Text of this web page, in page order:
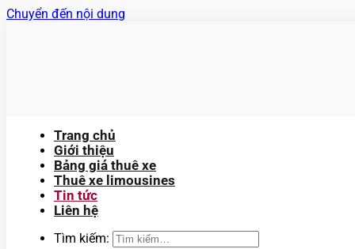
Chuyển đến nội dung
Trang chủ
Giới thiệu
Bảng giá thuê xe
Thuê xe limousines
Tin tức
Liên hệ
Tìm kiếm: